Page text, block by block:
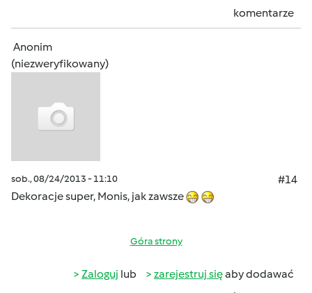
komentarze
Anonim
(niezweryfikowany)
sob., 08/24/2013 - 11:10
#14
Dekoracje super, Monis, jak zawsze
Góra strony
Zaloguj lub zarejestruj sięaby dodawać